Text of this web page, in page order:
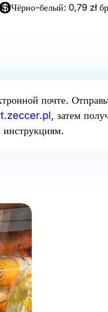
Чёрно-белый: 0,79 zł
почте.
, затем
инструкциям.